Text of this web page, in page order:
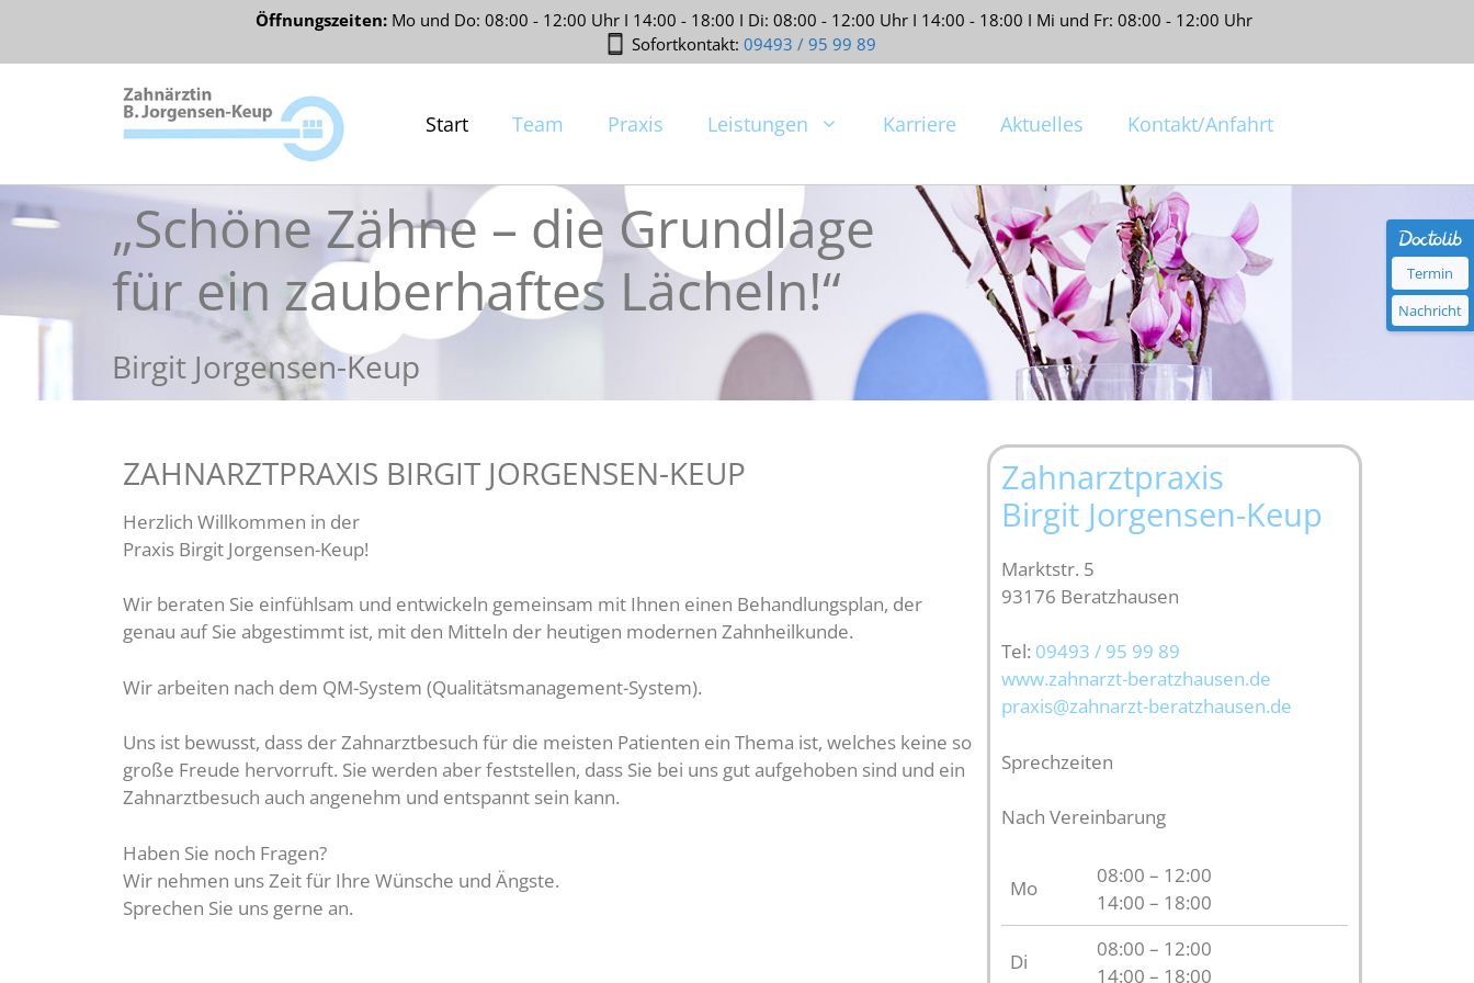
Termin
Nachricht
Öffnungszeiten:Mo und Do: 08:00 - 12:00 Uhr I 14:00 - 18:00 I Di: 08:00 - 12:00 Uhr I 14:00 - 18:00 I Mi und Fr: 08:00 - 12:00 Uhr
Sofortkontakt: 09493 / 95 99 89
Start Team Praxis Leistungen Karriere Aktuelles Kontakt/Anfahrt
„Schöne Zähne – die Grundlage
für ein zauberhaftes Lächeln!“
Birgit Jorgensen-Keup
ZAHNARZTPRAXIS BIRGIT JORGENSEN-KEUP
Herzlich Willkommen in der
Praxis Birgit Jorgensen-Keup!
Wir beraten Sie einfühlsam und entwickeln gemeinsam mit Ihnen einen Behandlungsplan, der
genau auf Sie abgestimmt ist, mit den Mitteln der heutigen modernen Zahnheilkunde.
Wir arbeiten nach dem QM-System (Qualitätsmanagement-System).
Uns ist bewusst, dass der Zahnarztbesuch für die meisten Patienten ein Thema ist, welches keine so
große Freude hervorruft. Sie werden aber feststellen, dass Sie bei uns gut aufgehoben sind und ein
Zahnarztbesuch auch angenehm und entspannt sein kann.
Haben Sie noch Fragen?
Wir nehmen uns Zeit für Ihre Wünsche und Ängste.
Sprechen Sie uns gerne an.
Zahnarztpraxis
Birgit Jorgensen-Keup
Marktstr. 5
93176 Beratzhausen
Tel: 09493 / 95 99 89
www.zahnarzt-beratzhausen.de
praxis@zahnarzt-beratzhausen.de
Sprechzeiten
Nach Vereinbarung
Mo
08:00 – 12:00
14:00 – 18:00
Di
08:00 – 12:00
14:00 – 18:00